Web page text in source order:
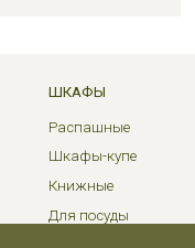
ШКАФЫ
Распашные
Шкафы-купе
Книжные
Для посуды